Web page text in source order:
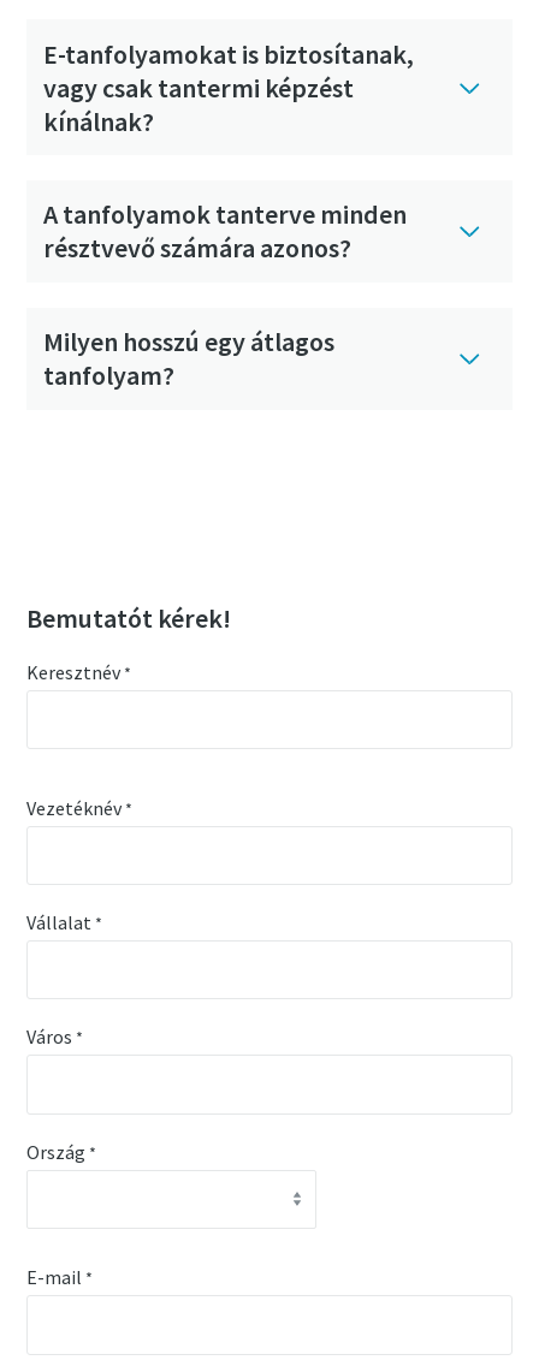
E-tanfolyamokat is biztosítanak,
vagy csak tantermi képzést
kínálnak?
A tanfolyamok tanterve minden
résztvevő számára azonos?
Milyen hosszú egy átlagos
tanfolyam?
Bemutatót kérek!
Keresztnév*
Vezetéknév*
Vállalat *
Város *
Ország *
E-mail *